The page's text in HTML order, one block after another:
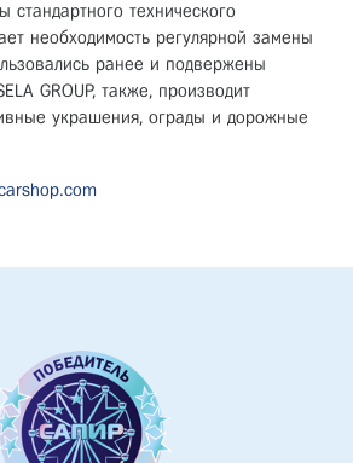
стандартного технического
необходимость регулярной замены
ранее и подвержены
GROUP, также, производит
украшения, ограды и дорожные